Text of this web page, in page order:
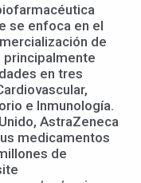
se enfoca en el
de
en tres
e Inmunología.
AstraZeneca
medicamentos
de